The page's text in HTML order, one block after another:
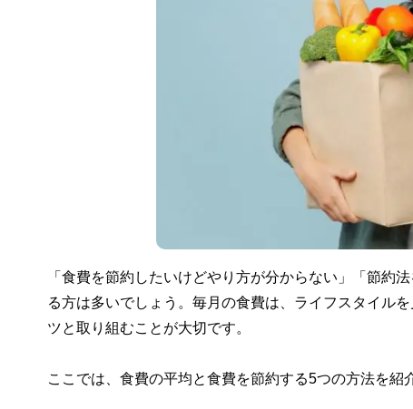
「食費を節約したいけどやり方が分からない」「節約
る方は多いでしょう。毎月の食費は、ライフスタイル
ツと取り組むことが大切です。
ここでは、食費の平均と食費を節約する5つの方法を